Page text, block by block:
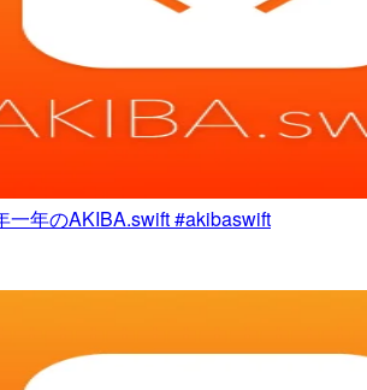
一年のAKIBA.swift #akibaswift